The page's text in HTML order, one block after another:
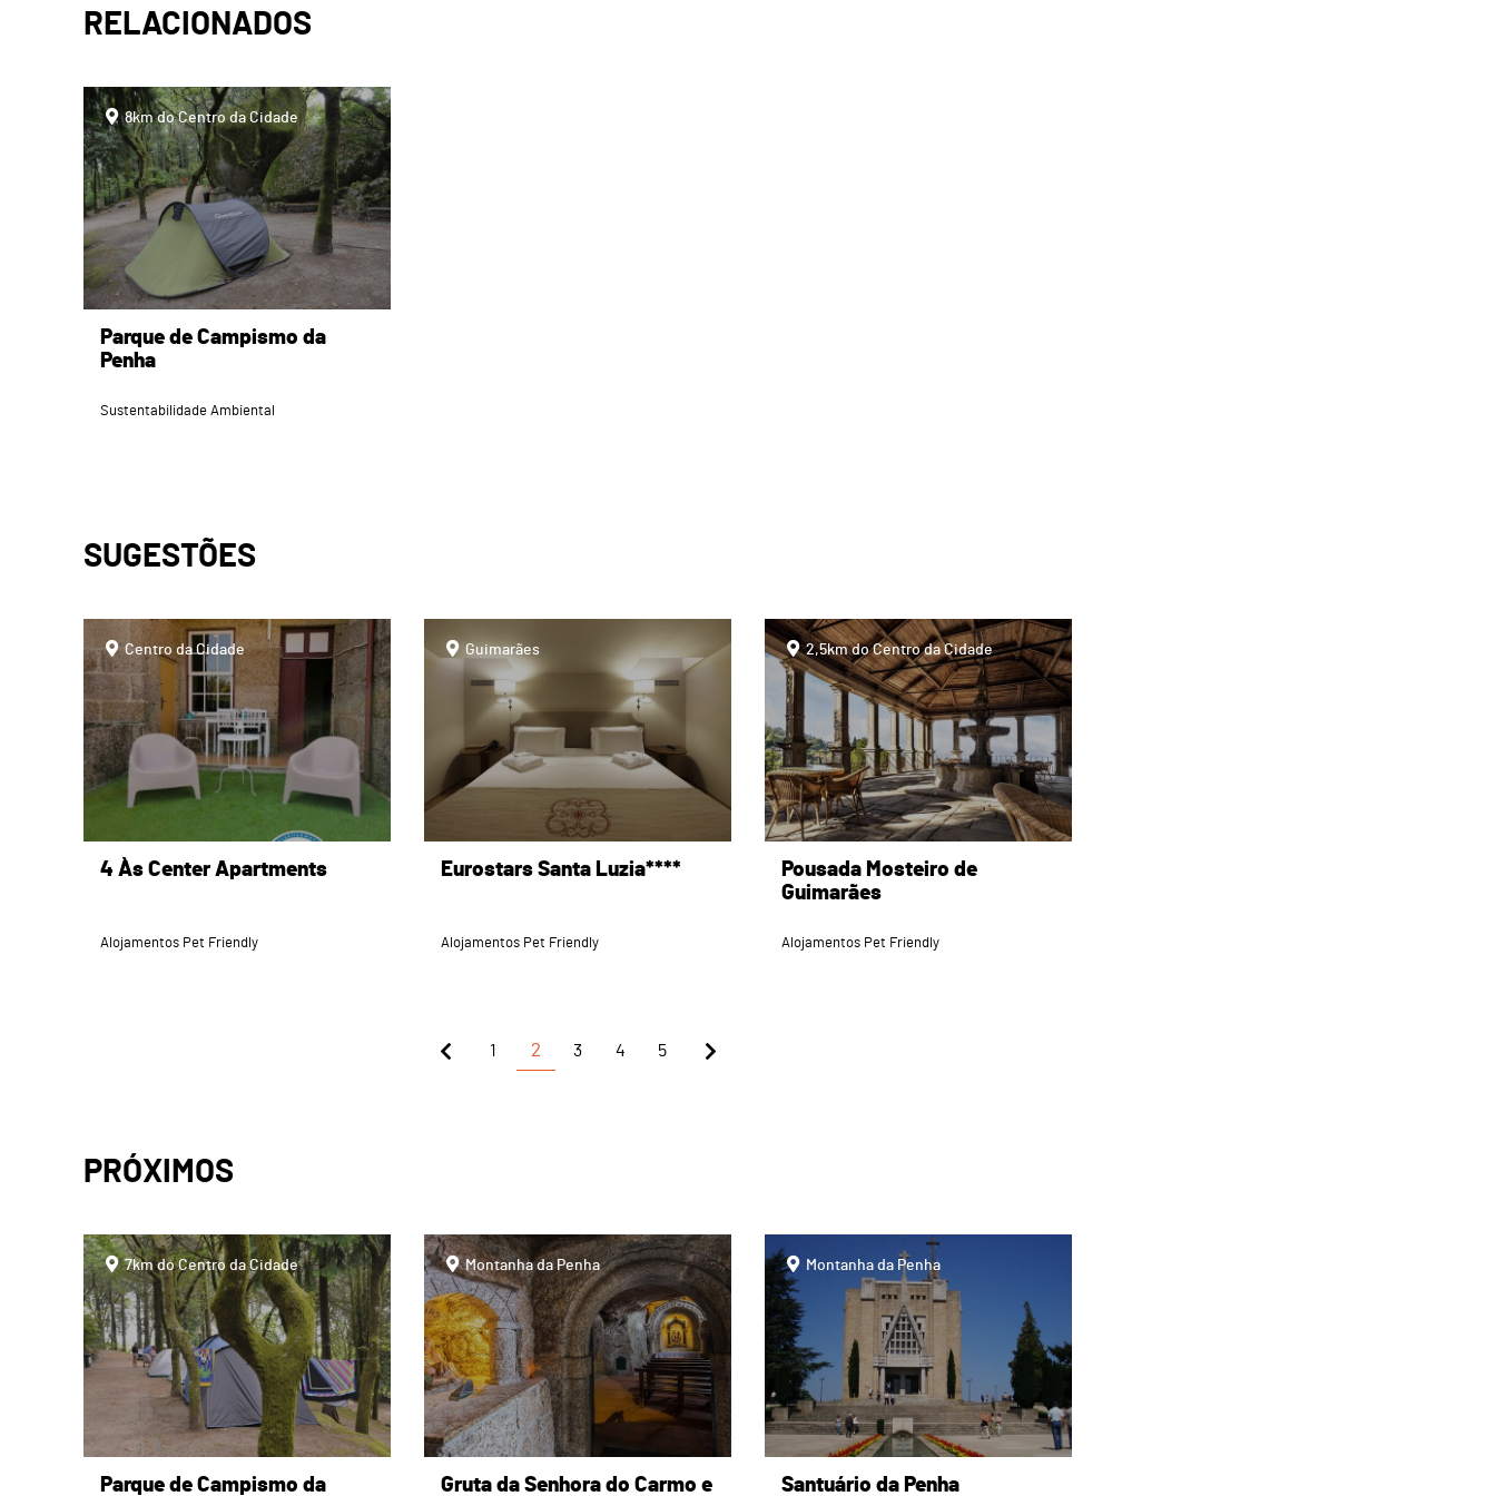
RELACIONADOS
page8km do Centro da Cidade
Parque de Campismo da
Penha
Sustentabilidade Ambiental
SUGESTÕES
pageCentro da Cidade
4 Às Center Apartments
Alojamentos Pet Friendly
pageGuimarães
Eurostars Santa Luzia****
Alojamentos Pet Friendly
page2,5km do Centro da Cidade
Pousada Mosteiro de
Guimarães
Alojamentos Pet Friendly
1 2 3 4 5
PRÓXIMOS
page7km do Centro da Cidade
Parque de Campismo da
pageMontanha da Penha
Gruta da Senhora do Carmo e
pageMontanha da Penha
Santuário da Penha